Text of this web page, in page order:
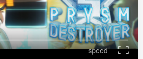
speed